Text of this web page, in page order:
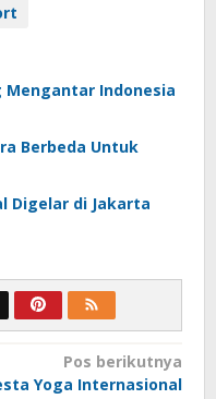
Mengantar Indonesia
Berbeda Untuk
Digelar di Jakarta
Pos berikutnya
Yoga Internasional